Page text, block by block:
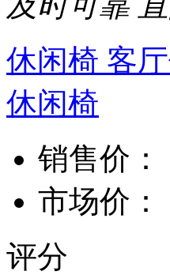
休闲椅 客
休闲椅
销售价：
市场价：
评分